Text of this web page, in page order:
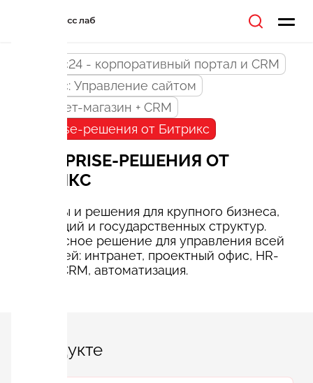
Битрикс24 - корпоративный портал и CRM
Битрикс: Управление сайтом
Интернет-магазин + CRM
Enterprise-решения от Битрикс
ENTERPRISE-РЕШЕНИЯ ОТ
БИТРИКС
Продукты и решения для крупного бизнеса,
корпораций и государственных структур.
Комплексное решение для управления всей
компанией: интранет, проектный офис, HR-
портал, CRM, автоматизация.
О продукте